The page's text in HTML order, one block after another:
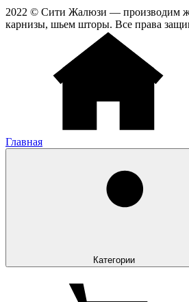
2022 © Сити Жалюзи — производим
карнизы, шьем шторы. Все права
Главная
Категории